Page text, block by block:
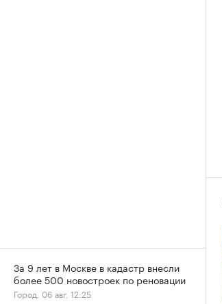
За 9 лет в Москве в кадастр внесли
более 500 новостроек по реновации
Город, 06 авг, 12:25